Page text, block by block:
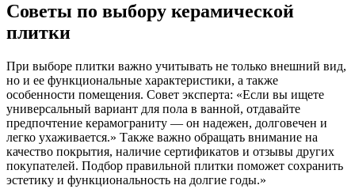
Советы по выбору керамической
плитки
При выборе плитки важно учитывать не только внешний вид,
но и ее функциональные характеристики, а также
особенности помещения. Совет эксперта: «Если вы ищете
универсальный вариант для пола в ванной, отдавайте
предпочтение керамограниту — он надежен, долговечен и
легко ухаживается.» Также важно обращать внимание на
качество покрытия, наличие сертификатов и отзывы других
покупателей. Подбор правильной плитки поможет сохранить
эстетику и функциональность на долгие годы.»